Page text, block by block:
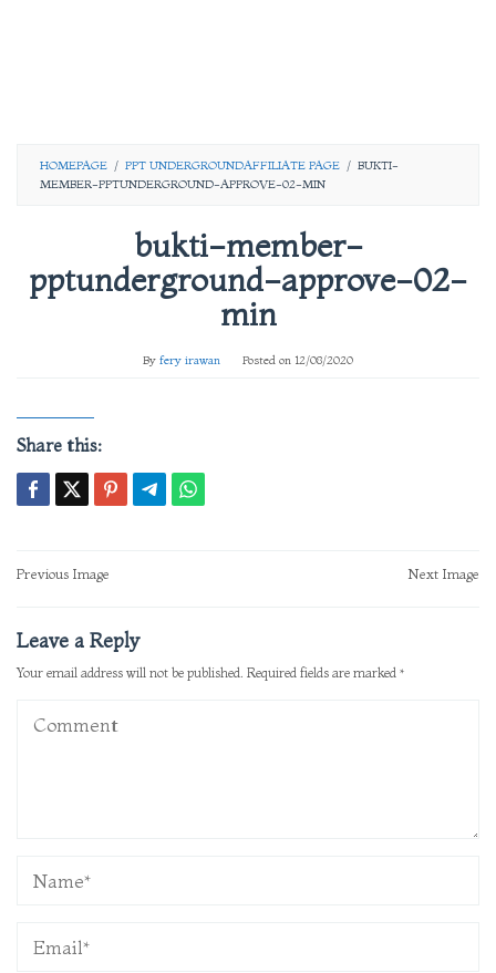
HOMEPAGE / PPT UNDERGROUNDAFFILIATE PAGE / BUKTI-
MEMBER-PPTUNDERGROUND-APPROVE-02-MIN
bukti-member-
pptunderground-approve-02-
min
By fery irawan Posted on 12/08/2020
Share this:
Post
Previous Image Next Image
Leave a Reply
Your email address will not be published. Required fields are marked *